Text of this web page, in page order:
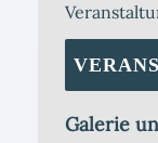
Galerie